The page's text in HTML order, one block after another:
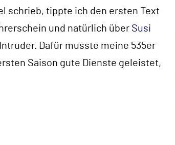
schrieb, tippte ich den ersten Text
und natürlich über Susi
Dafür musste meine 535er
Saison gute Dienste geleistet,